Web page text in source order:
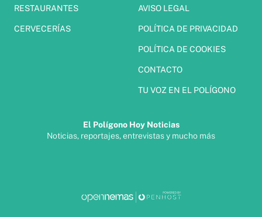
RESTAURANTES
CERVECERÍAS
AVISO LEGAL
POLÍTICA DE PRIVACIDAD
POLÍTICA DE COOKIES
CONTACTO
TU VOZ EN EL POLÍGONO
El Polígono Hoy Noticias
Noticias, reportajes, entrevistas y mucho más